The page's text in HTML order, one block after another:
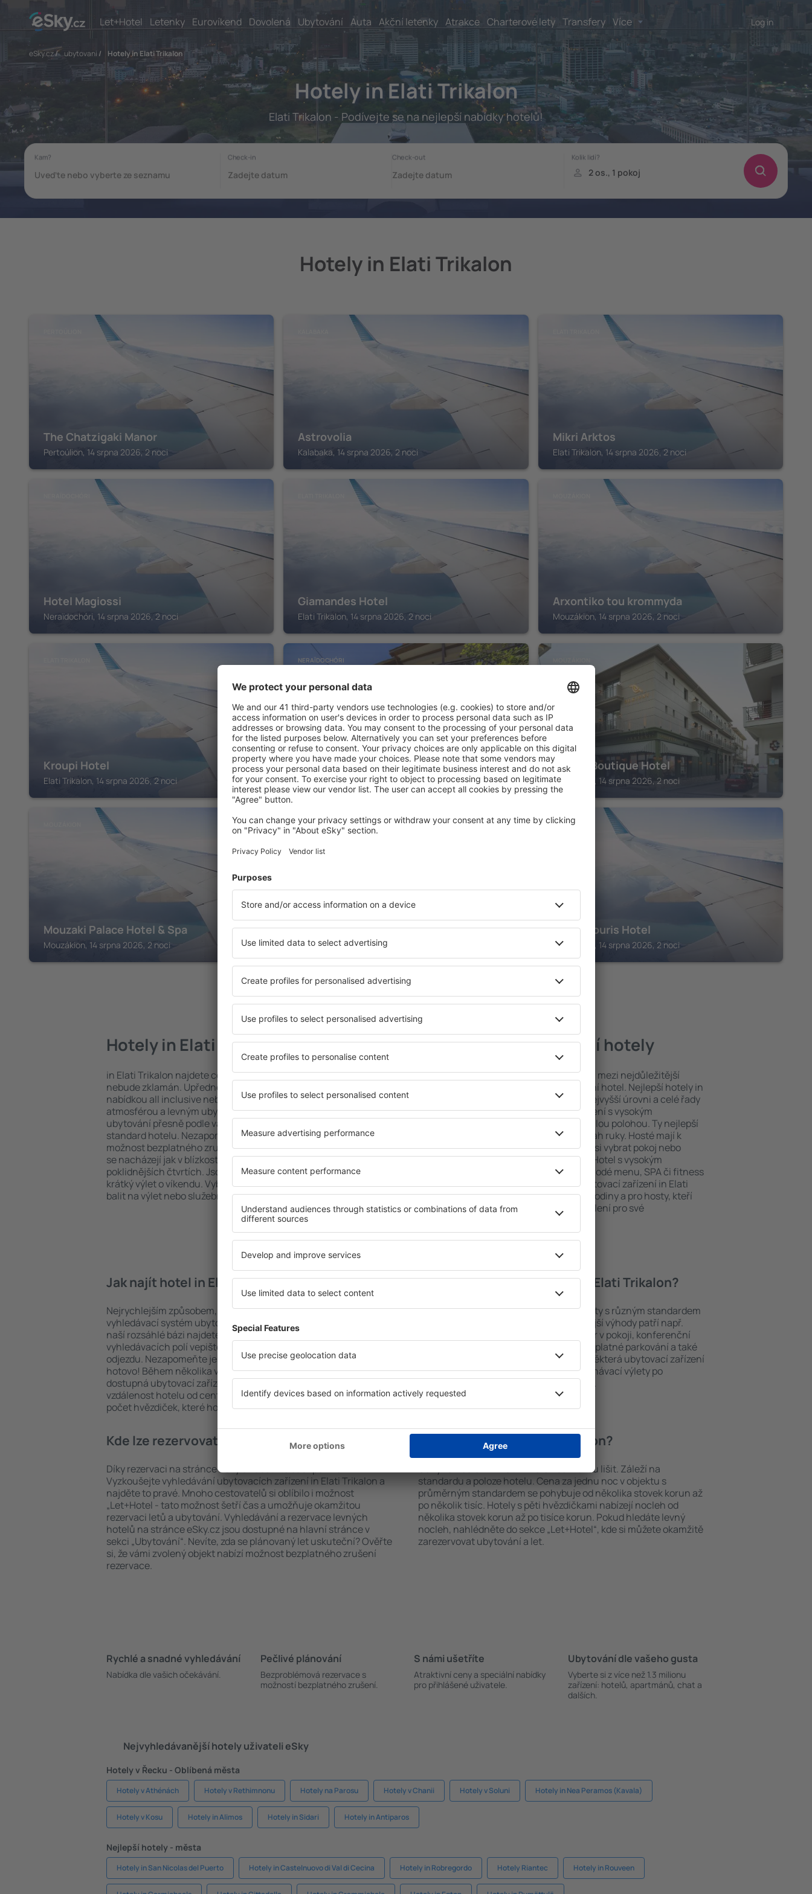
Let+Hotel Letenky Eurovíkend Dovolená Ubytování Auta Akční letenky Atrakce Charterové lety Transfery Více Log in
eSky.cz/ ubytovani / Hotely in Elati Trikalon
Hotely in Elati Trikalon
Elati Trikalon - Podívejte se na nejlepší nabídky hotelů!
Hotely in Elati Trikalon
The Chatzigaki Manor
Pertoúlion, 14 srpna 2026, 2 noci
Astrovolia
Kalabaka, 14 srpna 2026, 2 noci
Mikri Arktos
Elati Trikalon, 14 srpna 2026, 2 noci
Hotel Magiossi
Neraïdochóri, 14 srpna 2026, 2 noci
Giamandes Hotel
Elati Trikalon, 14 srpna 2026, 2 noci
Arxontiko tou krommyda
Mouzákion, 14 srpna 2026, 2 noci
Kroupi Hotel
Elati Trikalon, 14 srpna 2026, 2 noci
NERAÏDOCHÓRI
ΞΕΝΟΔΟΧΕΙΟ ΠΑΠΑΝΑΓΙΩΤΟΥ
Neraïdochóri, 14 srpna 2026, 2 noci
Alkioni Boutique Hotel
Mouzákion, 14 srpna 2026, 2 noci
Mouzaki Palace Hotel & Spa
Mouzákion, 14 srpna 2026, 2 noci
KALABAKA
Magema Hotel
Kalabaka, 14 srpna 2026, 2 noci
MOUZÁKION
Koutsikouris Hotel
Mouzákion, 14 srpna 2026, 2 noci
Zobrazit více hotelů in Elati Trikalon
Hotely in Elati Trikalon
in Elati Trikalon najdete celou řadu hotelů. Žádný návštěvník
nebude zklamán. Upřednostňujete hotel na vysoké úrovni a
nabídkou all inclusive nebo hledáte spíše místa s poklidnou
atmosférou a levným ubytováním? in Elati Trikalon na vás čeká
ubytování přesně podle vašich představ! Stačí zvolit polohu a
standard hotelu. Nezapomeňte zkontrolovat způsob platby a
možnost bezplatného zrušení rezervace. Hotely in Elati Trikalon
se nacházejí jak v blízkosti nejpopulárnějších atrakcí, tak i v
poklidnějších čtvrtích. Jsou jako stvořené na delší pobyt ale i
krátký výlet o víkendu. Vyberte hotel přesně pro vás a začněte se
balit na výlet nebo služební cestu už dnes!
Elati Trikalon – nejlepší hotely
Komplexní služby a výhodná poloha patří mezi nejdůležitější
kritéria, která musí splnit každý exklusivní hotel. Nejlepší hotely in
Elati Trikalon jsou zárukou obsluhy na nejvyšší úrovni a celé řady
dalších výhod pro hosty. Ubytovací zařízení s vysokým
standardem se mohou pochlubit dokonalou polohou. Ty nejlepší
atrakce in Elati Trikalon tak máte na dosah ruky. Hosté mají k
dispozici i bezplatné parkování a mohou si vybrat pokoj nebo
apartmán přesně podle svých představ. Hotel s vysokým
standardem znamená mimo jiné i různorodé menu, SPA či fitness
areál nebo atrakce pro děti. Nejlepší ubytovací zařízení in Elati
Trikalon jsou skvělým řešením pro páry, rodiny a pro hosty, kteří
cestují služebně nebo chtějí pořádat školení pro své
Jak najít hotel in Elati Trikalon?
Nejrychlejším způsobem, jak najít hotel in Elati Trikalon, je
vyhledávací systém ubytovacích zařízení na stránce eSky. Díky
naší rozsáhlé bázi najdete přesně to, co hledáte. Do
vyhledávacích polí vepište cíl cesty a vyberte data příjezdu a
odjezdu. Nezapomeňte ještě uvést počet hostů a pokojů. A máte
hotovo! Během několika vteřin se před vámi objeví všechna
dostupná ubytovací zařízení. Snadno si pak můžete ověřit
vzdálenost hotelu od centra, způsob platby za ubytování nebo
počet hvězdiček, které hotel obdržel od předchozích návštěvníků.
Jaké zařízení nabízí hotely in Elati Trikalon?
Hotely in Elati Trikalon se řadí mezi objekty s různým standardem
a vybavením pro hosty. Mezi nejoblíbenější výhody patří např.
bezplatné wi-fi, SPA areál, minibar/trezor v pokoji, konferenční
centrum, restaurace, dětský koutek, bezplatné parkování a také
informační brožury o atrakcích v okolí. Některá ubytovací zařízení
nabízejí i transport z/na letiště nebo poznávací výlety po
historických památkách in Elati Trikalon.
Kde lze rezervovat hotel in Elati Trikalon?
Díky rezervaci na stránce eSky.cz ušetříte čas i peníze.
Vyzkoušejte vyhledávání ubytovacích zařízení in Elati Trikalon a
najděte to pravé. Mnoho cestovatelů si oblíbilo i možnost
„Let+Hotel - tato možnost šetří čas a umožňuje okamžitou
rezervaci letů a ubytování. Vyhledávání a rezervace levných
hotelů na stránce eSky.cz jsou dostupné na hlavní stránce v
sekci „Ubytování“. Nevíte, zda se plánovaný let uskuteční? Ověřte
si, že vámi zvolený objekt nabízí možnost bezplatného zrušení
rezervace.
Kolik stojí hotel in Elati Trikalon?
Ceny za nocleh in Elati Trikalon se můžou lišit. Záleží na
standardu a poloze hotelu. Cena za jednu noc v objektu s
průměrným standardem se pohybuje od několika stovek korun až
po několik tisíc. Hotely s pěti hvězdičkami nabízejí nocleh od
několika stovek korun až po tisíce korun. Pokud hledáte levný
nocleh, nahlédněte do sekce „Let+Hotel“, kde si můžete okamžitě
zarezervovat ubytování a let.
Rychlé a snadné vyhledávání
Nabídka dle vašich očekávání.
Pečlivé plánování
Bezproblémová rezervace s
možností bezplatného zrušení.
S námi ušetříte
Atraktivní ceny a speciální nabídky
pro přihlášené uživatele.
Ubytování dle vašeho gusta
Vyberte si z více než 1.3 milionu
zařízení: hotelů, apartmánů, chat a
dalších.
Nejvyhledávanější hotely uživateli eSky
Hotely v Řecku - Oblíbená města
Hotely v Athénách Hotely v Rethimnonu Hotely na Parosu Hotely v Chanii Hotely v Soluni Hotely in Nea Peramos (Kavala)
Hotely v Kosu Hotely in Alimos Hotely in Sidari Hotely in Antiparos
Nejlepší hotely - města
Hotely in San Nicolas del Puerto Hotely in Castelnuovo di Val di Cecina Hotely in Robregordo Hotely Riantec Hotely in Rouveen